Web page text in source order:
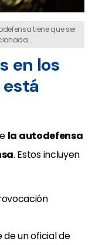
tiene que ser
en los
está
la autodefensa
. Estos incluyen
un oficial de